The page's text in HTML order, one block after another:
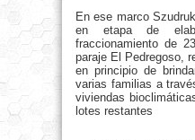
En ese marco
en etapa de
fraccionamiento de
paraje El Pedregoso,
en principio de
varias familias a
viviendas
lotes restantes